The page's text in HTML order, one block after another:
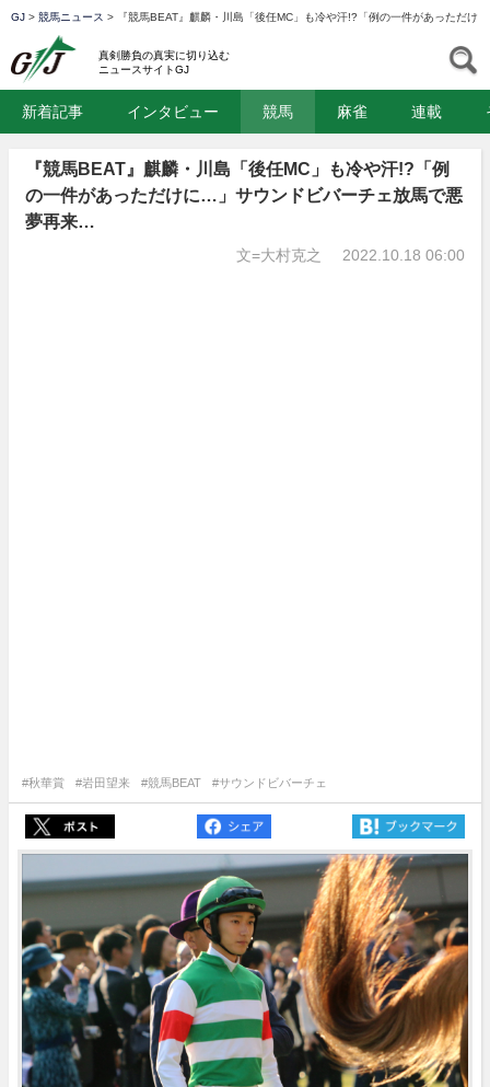
GJ > 競馬ニュース > 『競馬BEAT』麒麟・川島「後任MC」も冷や汗!?「例の一件があっただ
真剣勝負の真実に切り込む
ニュースサイトGJ
新着記事 インタビュー 競馬 麻雀 連載
『競馬BEAT』麒麟・川島「後任MC」も冷や汗!?「例
の一件があっただけに…」サウンドビバーチェ放馬で悪
夢再来…
文=大村克之 2022.10.18 06:00
#秋華賞 #岩田望来 #競馬BEAT #サウンドビバーチェ